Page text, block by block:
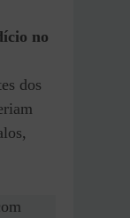
no
dos